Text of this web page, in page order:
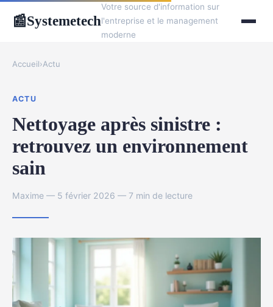
📰Systemetech
Votre source d'information sur
l'entreprise et le management
moderne
Accueil›Actu
ACTU
Nettoyage après sinistre :
retrouvez un environnement
sain
Maxime — 5 février 2026 — 7 min de lecture